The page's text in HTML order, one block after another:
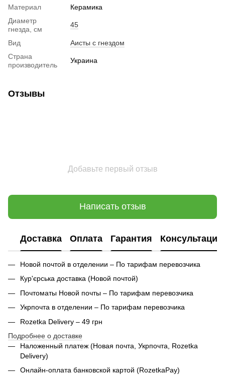
Материал
Керамика
Диаметр
гнезда, см
45
Вид
Аисты с гнездом
Страна
производитель
Украина
Отзывы
Добавьте первый отзыв
Написать отзыв
Доставка Оплата Гарантия Консультация
Новой почтой в отделении – По тарифам перевозчика
Кур'єрська доставка (Новой почтой)
Почтоматы Новой почты – По тарифам перевозчика
Укрпочта в отделении – По тарифам перевозчика
Rozetka Delivery – 49 грн
Подробнее о доставке
Наложенный платеж (Новая почта, Укрпочта, Rozetka
Delivery)
Онлайн-оплата банковской картой (RozetkaPay)